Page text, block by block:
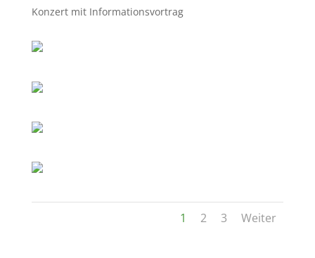
Konzert mit Informationsvortrag
1 2 3 Weiter